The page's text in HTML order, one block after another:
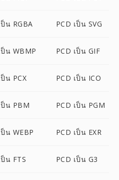
ป็น RGBA PCD เป็น SVG
ป็น WBMP PCD เป็น GIF
ป็น PCX PCD เป็น ICO
ป็น PBM PCD เป็น PGM
ป็น WEBP PCD เป็น EXR
ป็น FTS PCD เป็น G3